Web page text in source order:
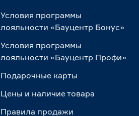
Условия программы
лояльности «Бауцентр Бонус»
Условия программы
лояльности «Бауцентр Профи»
Подарочные карты
Цены и наличие товара
Правила продажи